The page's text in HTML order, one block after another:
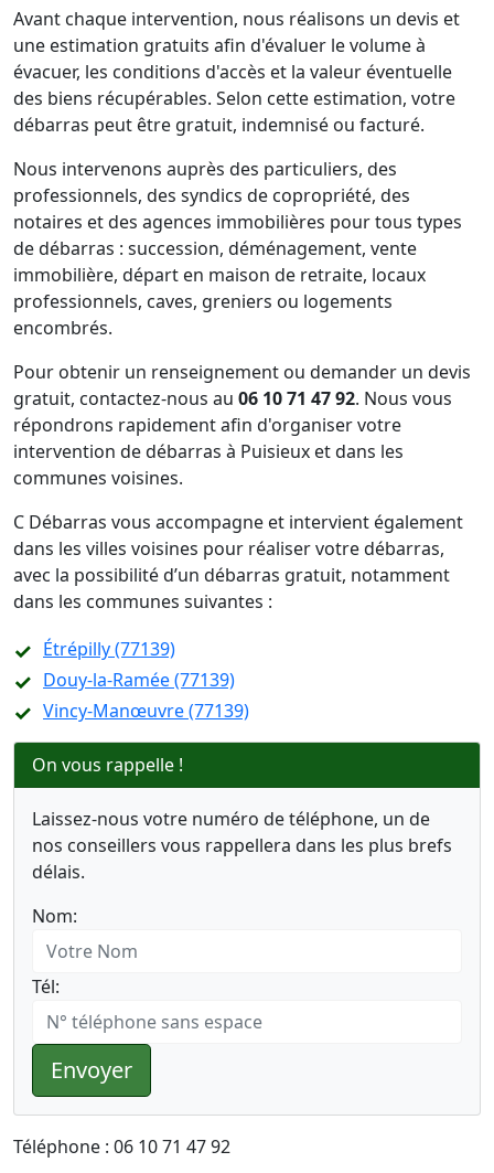
Avant chaque intervention, nous réalisons un devis et
une estimation gratuits afin d'évaluer le volume à
évacuer, les conditions d'accès et la valeur éventuelle
des biens récupérables. Selon cette estimation, votre
débarras peut être gratuit, indemnisé ou facturé.
Nous intervenons auprès des particuliers, des
professionnels, des syndics de copropriété, des
notaires et des agences immobilières pour tous types
de débarras : succession, déménagement, vente
immobilière, départ en maison de retraite, locaux
professionnels, caves, greniers ou logements
encombrés.
Pour obtenir un renseignement ou demander un devis
gratuit, contactez-nous au 06 10 71 47 92. Nous vous
répondrons rapidement afin d'organiser votre
intervention de débarras à Puisieux et dans les
communes voisines.
C Débarras vous accompagne et intervient également
dans les villes voisines pour réaliser votre débarras,
avec la possibilité d’un débarras gratuit, notamment
dans les communes suivantes :
Étrépilly (77139)
Douy-la-Ramée (77139)
Vincy-Manœuvre (77139)
On vous rappelle !
Laissez-nous votre numéro de téléphone, un de
nos conseillers vous rappellera dans les plus brefs
délais.
Nom:
Tél:
Envoyer
Téléphone : 06 10 71 47 92